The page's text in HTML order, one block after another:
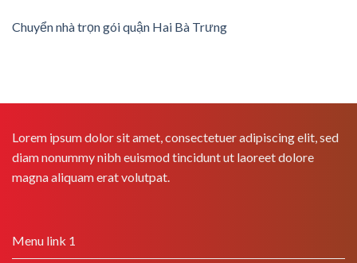
Chuyển nhà trọn gói quận Hai Bà Trưng
Lorem ipsum dolor sit amet, consectetuer adipiscing elit, sed
diam nonummy nibh euismod tincidunt ut laoreet dolore
magna aliquam erat volutpat.
Menu link 1